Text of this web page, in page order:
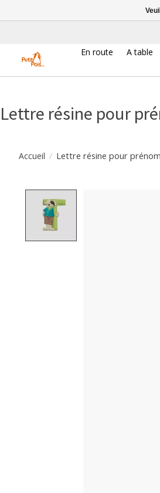
En route
A table
Lettre résine pour
Accueil / Lettre résine pour